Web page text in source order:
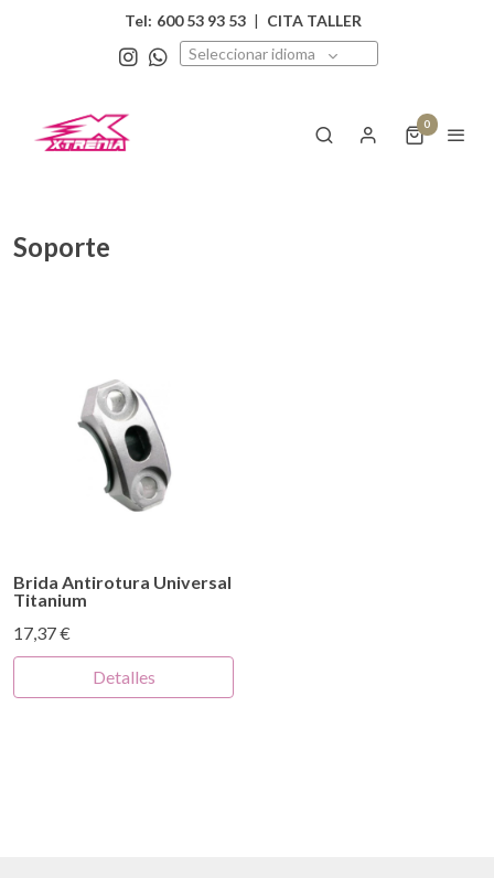
Tel: 600 53 93 53 | CITA TALLER
Seleccionar idioma
0
Soporte
Brida Antirotura Universal
Titanium
17,37 €
Detalles